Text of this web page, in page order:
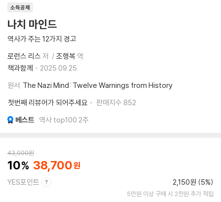
소득공제
나치 마인드
역사가 주는 12가지 경고
로런스 리스 저 조행복 역
책과함께
2025.09.25.
원서 The Nazi Mind: Twelve Warnings from History
첫번째 리뷰어가 되어주세요
판매지수 852
베스트 역사 top100 2주
43,000원
10 38,700
YES포인트 2,150원 (5%)
5만원 이상 구매 시 2천원 추가 적립